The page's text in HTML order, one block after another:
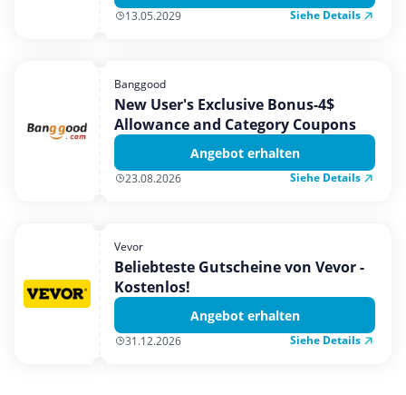
13.05.2029 Siehe Details
Banggood
New User's Exclusive Bonus-4$
Allowance and Category Coupons
Angebot erhalten
23.08.2026 Siehe Details
Vevor
Beliebteste Gutscheine von Vevor -
Kostenlos!
Angebot erhalten
31.12.2026 Siehe Details